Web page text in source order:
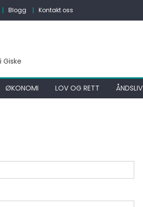
Blogg Kontakt oss
ØKONOMI LOV OG RETT ÅNDSLIV